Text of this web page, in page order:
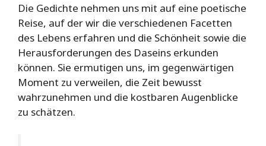
Die Gedichte nehmen uns mit auf eine poetische
Reise, auf der wir die verschiedenen Facetten
des Lebens erfahren und die Schönheit sowie die
Herausforderungen des Daseins erkunden
können. Sie ermutigen uns, im gegenwärtigen
Moment zu verweilen, die Zeit bewusst
wahrzunehmen und die kostbaren Augenblicke
zu schätzen.